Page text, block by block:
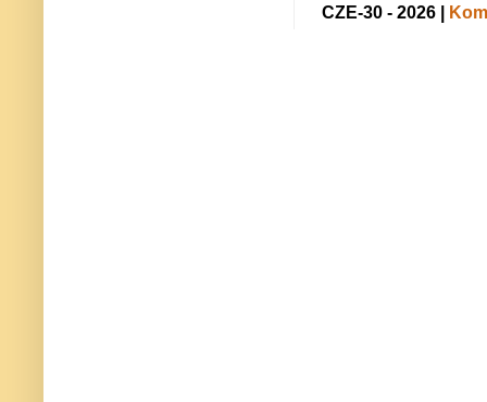
CZE-30 - 2026 |